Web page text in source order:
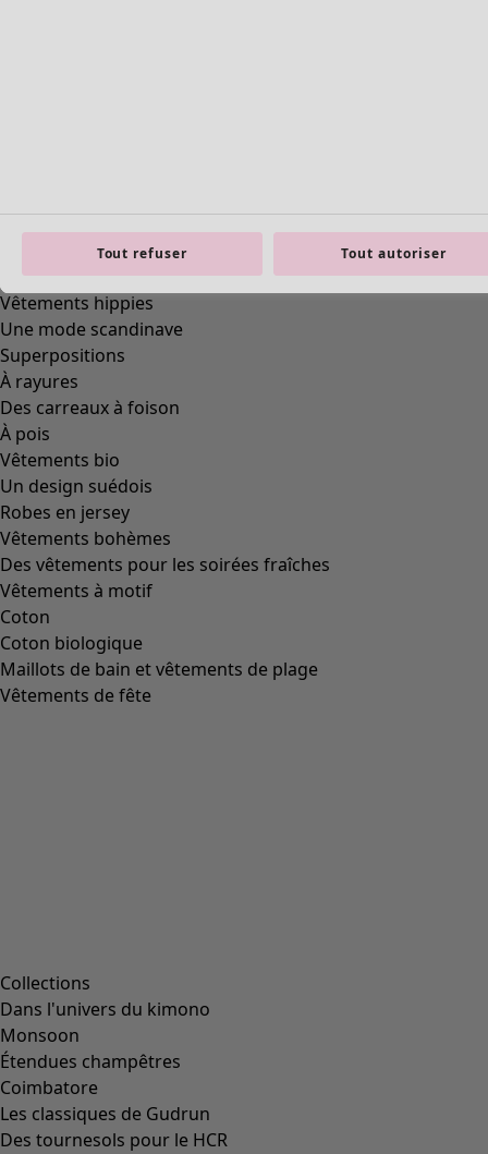
Grandes Tailles
À fleurs
Vêtements hippies
Une mode scandinave
Superpositions
À rayures
Des carreaux à foison
À pois
Vêtements bio
Un design suédois
Robes en jersey
Vêtements bohèmes
Des vêtements pour les soirées fraîches
Vêtements à motif
Coton
Coton biologique
Maillots de bain et vêtements de plage
Vêtements de fête
Collections
Dans l'univers du kimono
Monsoon
Étendues champêtres
Coimbatore
Les classiques de Gudrun
Des tournesols pour le HCR
Tout refuser Tout autoriser